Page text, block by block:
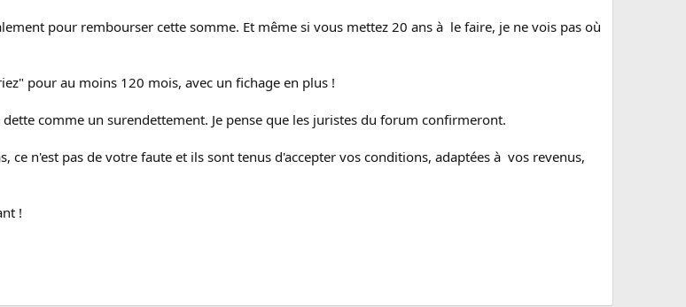
pour rembourser cette somme. Et même si vous mettez 20 ans à le faire, je ne vois pas où
pour au moins 120 mois, avec un fichage en plus !
comme un surendettement. Je pense que les juristes du forum confirmeront.
ce n'est pas de votre faute et ils sont tenus d'accepter vos conditions, adaptées à vos revenus,
!